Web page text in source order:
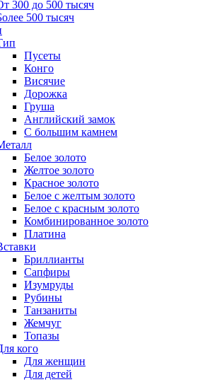
300 до 500 тысяч
500 тысяч
Пусеты
Конго
Висячие
Дорожка
Груша
Английский замок
С большим камнем
Белое золото
Желтое золото
Красное золото
Белое с желтым золото
Белое с красным золото
Комбинированное золото
Платина
Бриллианты
Сапфиры
Изумруды
Рубины
Танзаниты
Жемчуг
Топазы
кого
Для женщин
Для детей